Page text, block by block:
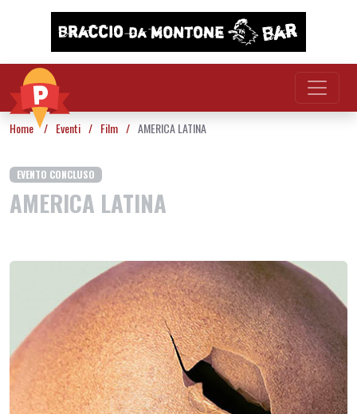
Vai al contenuto
Home / Eventi / Film / AMERICA LATINA
EVENTO CONCLUSO
AMERICA LATINA